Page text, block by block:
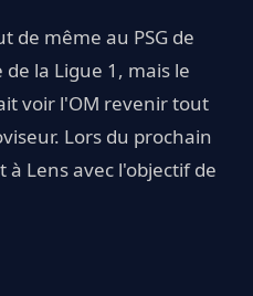
de même au PSG de
la Ligue 1, mais le
voir l'OM revenir tout
Lors du prochain
Lens avec l'objectif de